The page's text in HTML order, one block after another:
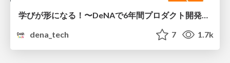
学びが形になる！〜DeNAで6年間プロダクト開発に携わって学んだこと〜
dena_tech
7 1.7k